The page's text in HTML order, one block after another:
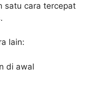
satu cara tercepat
lain:
di awal